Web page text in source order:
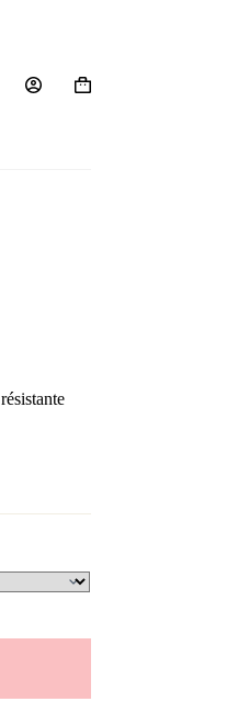
Panier